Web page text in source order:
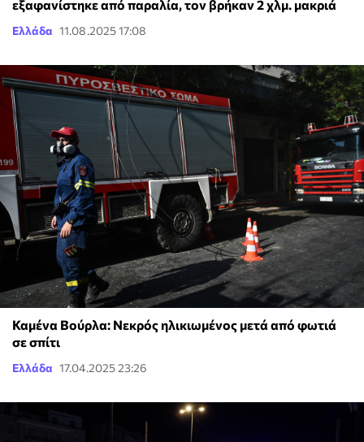
εξαφανίστηκε από παραλία, τον βρήκαν 2 χλμ. μακριά
Ελλάδα 11.08.2025 17:08
Καμένα Βούρλα: Νεκρός ηλικιωμένος μετά από φωτιά
σε σπίτι
Ελλάδα 17.04.2025 23:26